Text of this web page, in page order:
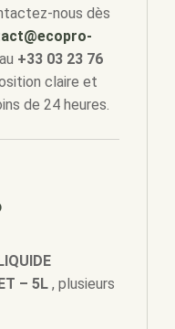
nous dès
+33 03 23 76
claire et
de 24 heures.
– 5L , plusieurs